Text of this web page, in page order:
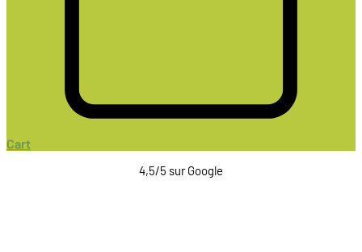
Cart
4,5/5 sur Google